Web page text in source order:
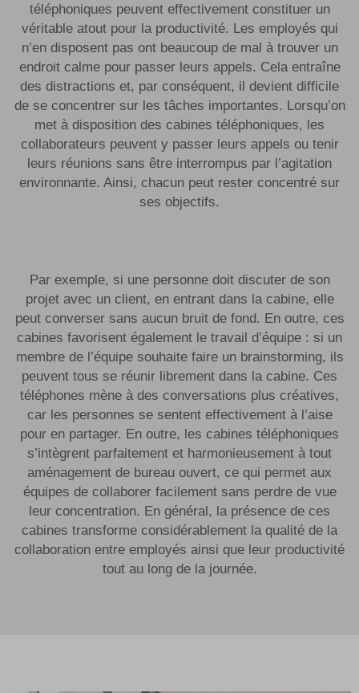
téléphoniques peuvent effectivement constituer un
véritable atout pour la productivité. Les employés qui
n’en disposent pas ont beaucoup de mal à trouver un
endroit calme pour passer leurs appels. Cela entraîne
des distractions et, par conséquent, il devient difficile
de se concentrer sur les tâches importantes. Lorsqu’on
met à disposition des cabines téléphoniques, les
collaborateurs peuvent y passer leurs appels ou tenir
leurs réunions sans être interrompus par l’agitation
environnante. Ainsi, chacun peut rester concentré sur
ses objectifs.
Par exemple, si une personne doit discuter de son
projet avec un client, en entrant dans la cabine, elle
peut converser sans aucun bruit de fond. En outre, ces
cabines favorisent également le travail d’équipe : si un
membre de l’équipe souhaite faire un brainstorming, ils
peuvent tous se réunir librement dans la cabine. Ces
téléphones mène à des conversations plus créatives,
car les personnes se sentent effectivement à l’aise
pour en partager. En outre, les cabines téléphoniques
s’intègrent parfaitement et harmonieusement à tout
aménagement de bureau ouvert, ce qui permet aux
équipes de collaborer facilement sans perdre de vue
leur concentration. En général, la présence de ces
cabines transforme considérablement la qualité de la
collaboration entre employés ainsi que leur productivité
tout au long de la journée.